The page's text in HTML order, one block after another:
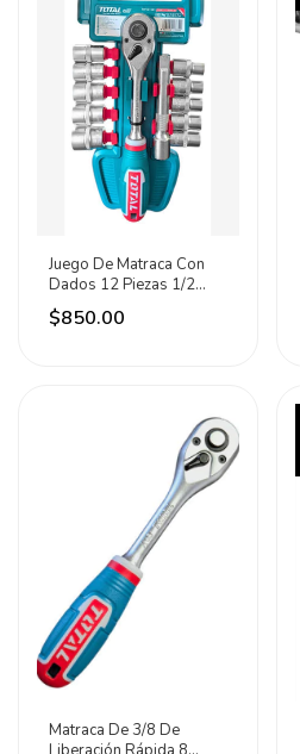
Juego De Matraca Con
Dados 12 Piezas 1/2
Pulgada Total
$850.00
Matraca De 3/8 De